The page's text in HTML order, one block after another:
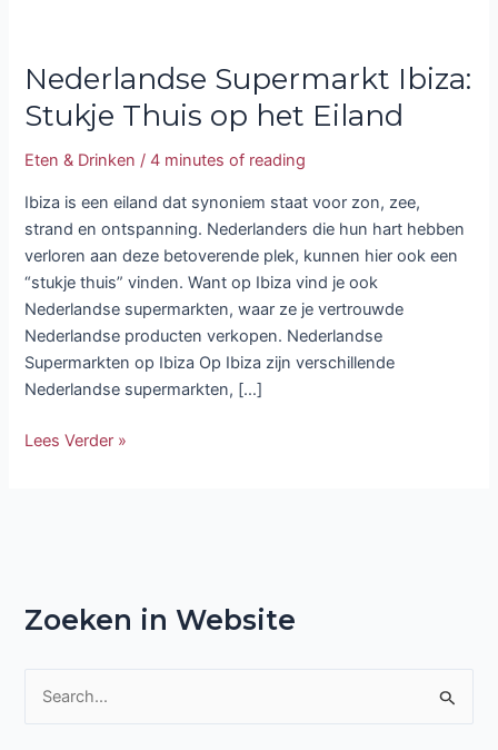
Nederlandse Supermarkt Ibiza:
Stukje Thuis op het Eiland
Eten & Drinken /4 minutes of reading
Ibiza is een eiland dat synoniem staat voor zon, zee,
strand en ontspanning. Nederlanders die hun hart hebben
verloren aan deze betoverende plek, kunnen hier ook een
“stukje thuis” vinden. Want op Ibiza vind je ook
Nederlandse supermarkten, waar ze je vertrouwde
Nederlandse producten verkopen. Nederlandse
Supermarkten op Ibiza Op Ibiza zijn verschillende
Nederlandse supermarkten, […]
Lees Verder »
Zoeken in Website